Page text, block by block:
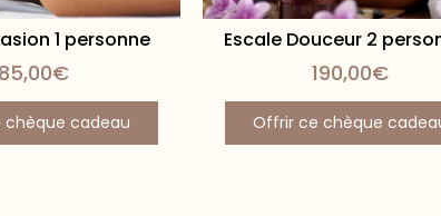
1 personne
85,00€
cadeau
Escale Douceur 2
190,00€
Offrir ce chèque